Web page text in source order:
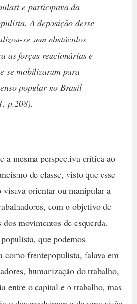
e participava da
A deposição desse
se sem obstáculos
as forças reacionárias e
se mobilizaram para
popular no Brasil
p.208).
a mesma perspectiva crítica ao
de classe, visto que esse
orientar ou manipular a
com o objetivo de
movimentos de esquerda.
que podemos
como frentepopulista, falava em
humanização do trabalho,
entre o capital e o trabalho, mas